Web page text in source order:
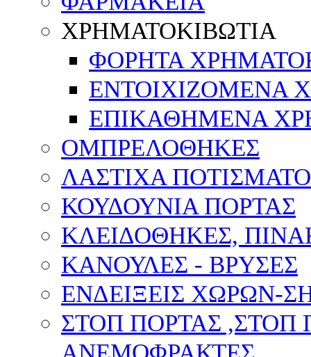
ΧΡΗΜΑΤΟΚΙΒΩΤΙΑ
ΦΟΡΗΤΑ
ΕΝΤΟΙΧΙΖΟΜΕΝΑ
ΕΠΙΚΑΘΗΜΕΝΑ
ΟΜΠΡΕΛΟΘΗΚΕΣ
ΛΑΣΤΙΧΑ
ΚΟΥΔΟΥΝΙΑ ΠΟΡΤΑΣ
ΚΛΕΙΔΟΘΗΚΕΣ,
ΚΑΝΟΥΛΕΣ - ΒΡΥΣΕΣ
ΕΝΔΕΙΞΕΙΣ ΧΩΡΩΝ-
ΣΤΟΠ ΠΟΡΤΑΣ ,ΣΤΟΠ